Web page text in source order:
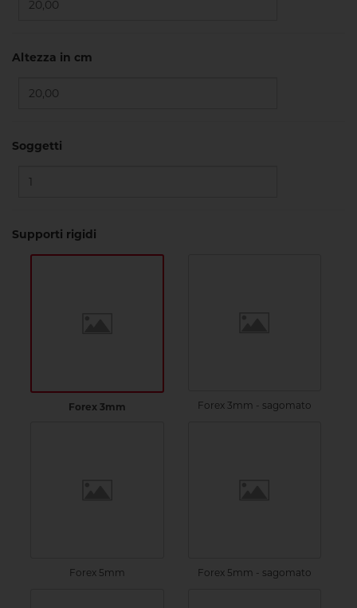
Altezza in cm
Soggetti
Supporti rigidi
Forex 3mm Forex 3mm - sagomato
Forex 5mm Forex 5mm - sagomato